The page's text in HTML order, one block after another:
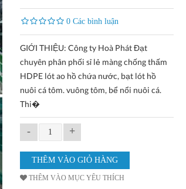
0 Các bình luận
GIỚI THIỆU: Công ty Hoà Phát Đạt
chuyên phân phối sỉ lẻ màng chống thấm
HDPE lót ao hồ chứa nước, bạt lót hồ
nuôi cá tôm. vuông tôm, bể nổi nuôi cá.
Thi�
- +
THÊM VÀO MỤC YÊU THÍCH